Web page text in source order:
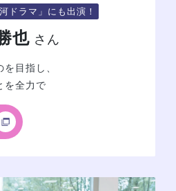
ドラマ」にも出演！
也 さん
目指し、
を全力で